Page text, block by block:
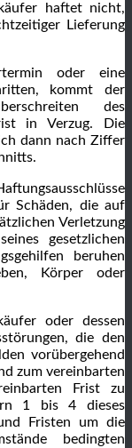
haftet nicht,
Lieferung
oder eine
kommt der
des
in Verzug. Die
dann nach Ziffer
Schäden, die auf
Verletzung
gesetzlichen
beruhen
Körper oder
oder dessen
die den
vorübergehend
zum vereinbarten
Frist zu
1 bis 4 dieses
Fristen um die
bedingten